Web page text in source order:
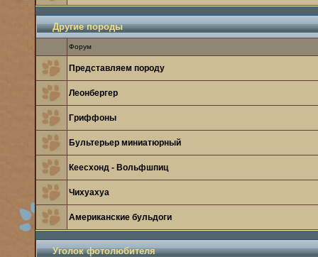
Другие породы
Форум
Представляем породу
Леонбергер
Гриффоны
Бультерьер миниатюрный
Кеесхонд - Вольфшпиц
Чихуахуа
Американские бульдоги
Уголок фотолюбителя